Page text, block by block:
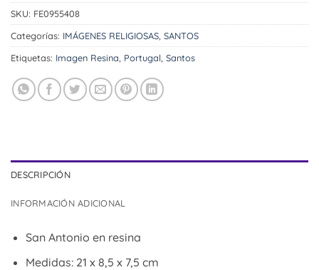
SKU: FE0955408
Categorías: IMÁGENES RELIGIOSAS, SANTOS
Etiquetas: Imagen Resina, Portugal, Santos
DESCRIPCIÓN
INFORMACIÓN ADICIONAL
San Antonio en resina
Medidas: 21 x 8,5 x 7,5 cm